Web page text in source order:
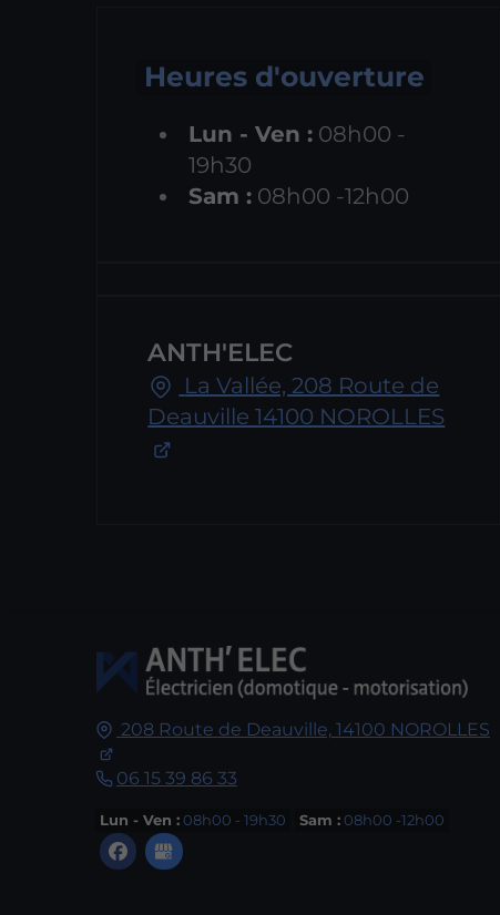
Heures d'ouverture
Lun - Ven :08h00 -
19h30
Sam :08h00 -12h00
ANTH'ELEC
La Vallée, 208 Route de
Deauville 14100 NOROLLES
208 Route de Deauville, 14100 NOROLLES
06 15 39 86 33
Lun - Ven :08h00 - 19h30 Sam :08h00 -12h00